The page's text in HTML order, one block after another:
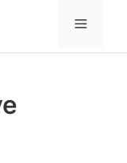
MENÜ